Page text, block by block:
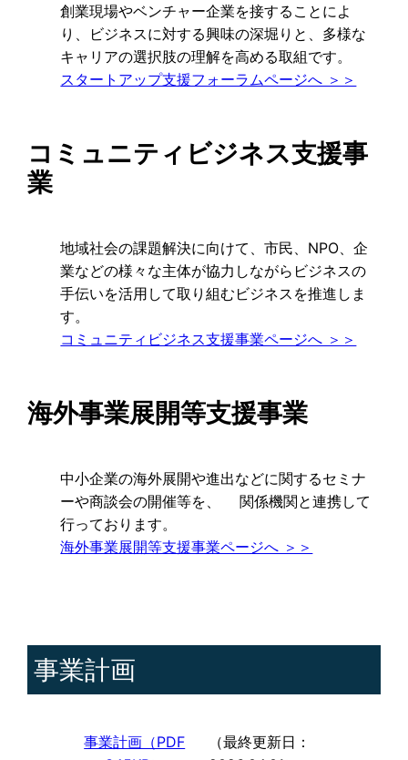
創業現場やベンチャー企業を接することによ
り、ビジネスに対する興味の深堀りと、多様な
キャリアの選択肢の理解を高める取組です。
スタートアップ支援フォーラムページへ ＞＞
コミュニティビジネス支援事
業
地域社会の課題解決に向けて、市民、NPO、企
業などの様々な主体が協力しながらビジネスの
手伝いを活用して取り組むビジネスを推進しま
す。
コミュニティビジネス支援事業ページへ ＞＞
海外事業展開等支援事業
中小企業の海外展開や進出などに関するセミナ
ーや商談会の開催等を、 関係機関と連携して
行っております。
海外事業展開等支援事業ページへ ＞＞
事業計画
事業計画（PDF
（最終更新日：